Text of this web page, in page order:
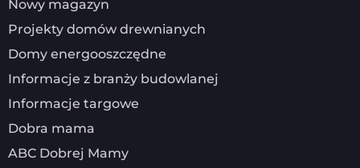
Nowy magazyn
Projekty domów drewnianych
Domy energooszczędne
Informacje z branży budowlanej
Informacje targowe
Dobra mama
ABC Dobrej Mamy